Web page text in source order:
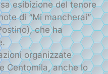
esibizione del tenore
di “Mi mancherai”
che ha
organizzate
Centomila, anche lo